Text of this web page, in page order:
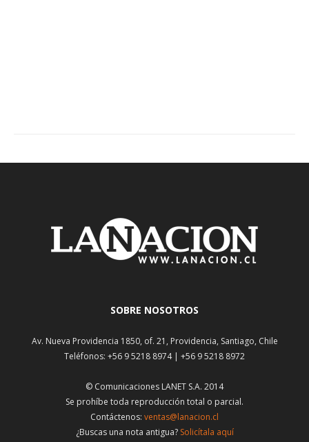
SOBRE NOSOTROS
Av. Nueva Providencia 1850, of. 21, Providencia, Santiago, Chile
Teléfonos: +56 9 5218 8974 | +56 9 5218 8972
© Comunicaciones LANET S.A. 2014
Se prohíbe toda reproducción total o parcial.
Contáctenos: ventas@lanacion.cl
¿Buscas una nota antigua? Solicítala aquí